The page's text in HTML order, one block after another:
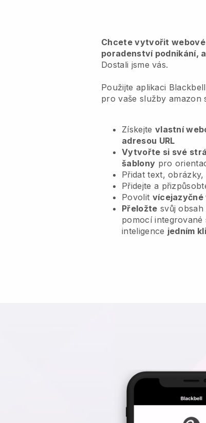
Chcete vytvořit
poradenství podnikání,
Dostali jsme vás.
Použijte aplikaci
pro vaše služby amazon
Získejte vlastní
adresou URL
Vytvořte si své
šablony pro
Přidat text,
Přidejte a
Povolit
Přeložte svůj
pomocí integrované
inteligence jedním